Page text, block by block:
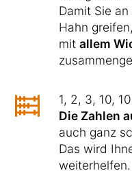
Damit Sie
Hahn
mit allem
1, 2, 3, 10,
Die Zahlen
auch ganz
Das wird
weiterhelfen.